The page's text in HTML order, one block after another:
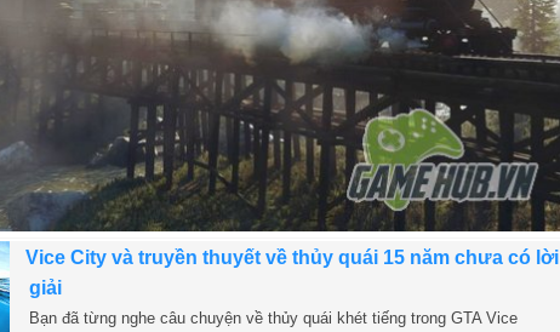
Vice City và truyền thuyết về thủy quái 15 năm chưa có lời
giải
Bạn đã từng nghe câu chuyện về thủy quái khét tiếng trong GTA Vice